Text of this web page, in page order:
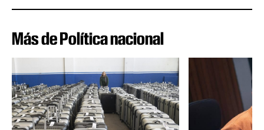
Más de Política nacional